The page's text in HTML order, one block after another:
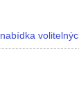
nabídka